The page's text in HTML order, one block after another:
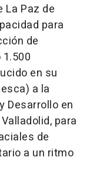
La Paz de
para
de
en su
a la
Desarrollo en
para
de
a un ritmo